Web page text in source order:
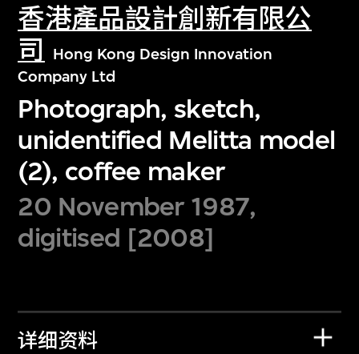
香港產品設計創新有限公
司
Hong Kong Design Innovation
Company Ltd
Photograph, sketch,
unidentified Melitta model
(2), coffee maker
20 November 1987,
digitised [2008]
详细资料